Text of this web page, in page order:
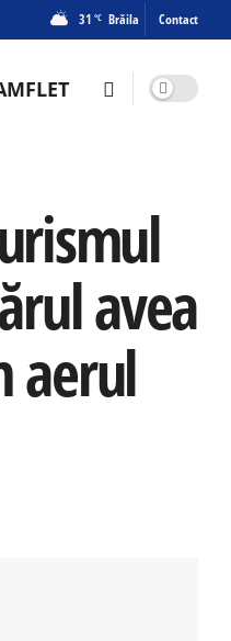
31 °C Brăila Contact
avea
aerul